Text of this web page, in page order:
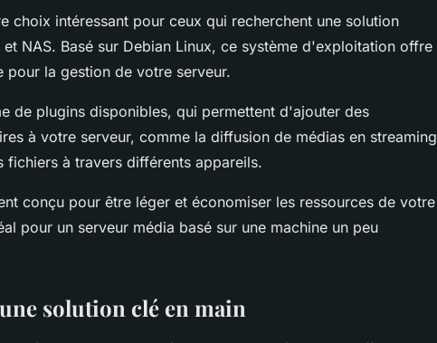
choix intéressant pour ceux qui recherchent une solution
NAS. Basé sur Debian Linux, ce système d'exploitation offre
pour la gestion de votre serveur.
de plugins disponibles, qui permettent d'ajouter des
à votre serveur, comme la diffusion de médias en streaming
fichiers à travers différents appareils.
conçu pour être léger et économiser les ressources de votre
pour un serveur média basé sur une machine un peu
solution clé en main